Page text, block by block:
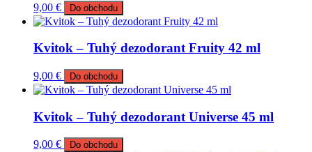
9,00 € Do obchodu
Kvitok – Tuhý dezodorant Fruity 42 ml
9,00 € Do obchodu
Kvitok – Tuhý dezodorant Universe 45 ml
9,00 € Do obchodu